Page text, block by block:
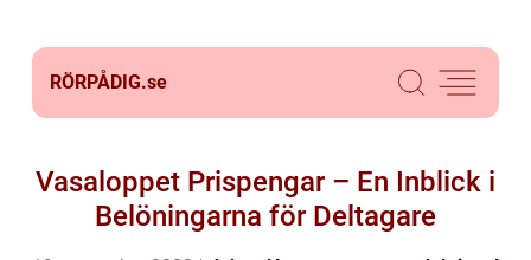
RÖRPÅDIG.se
Vasaloppet Prispengar – En Inblick i
Belöningarna för Deltagare